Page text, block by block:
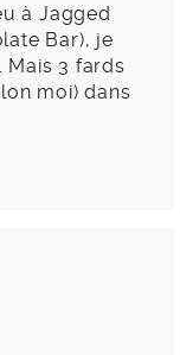
à Jagged
Bar), je
Mais 3 fards
moi) dans